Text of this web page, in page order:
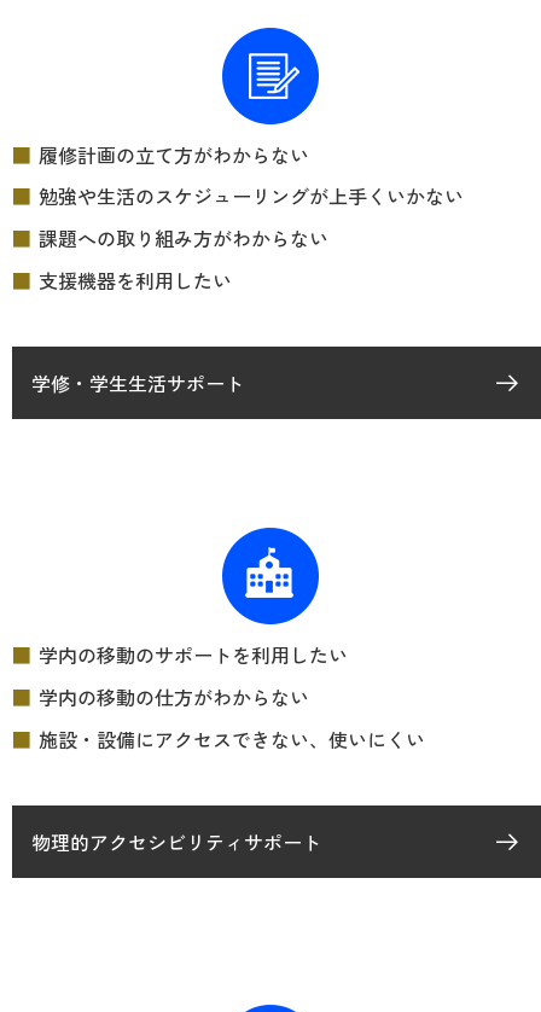
履修計画の立て方がわからない
勉強や生活のスケジューリングが上手くいかない
課題への取り組み方がわからない
支援機器を利用したい
学修・学生生活サポート
学内の移動のサポートを利用したい
学内の移動の仕方がわからない
施設・設備にアクセスできない、使いにくい
物理的アクセシビリティサポート